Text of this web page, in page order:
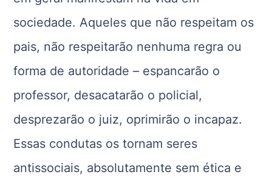
sociedade. Aqueles que não respeitam os
pais, não respeitarão nenhuma regra ou
forma de autoridade – espancarão o
professor, desacatarão o policial,
desprezarão o juiz, oprimirão o incapaz.
Essas condutas os tornam seres
antissociais, absolutamente sem ética e